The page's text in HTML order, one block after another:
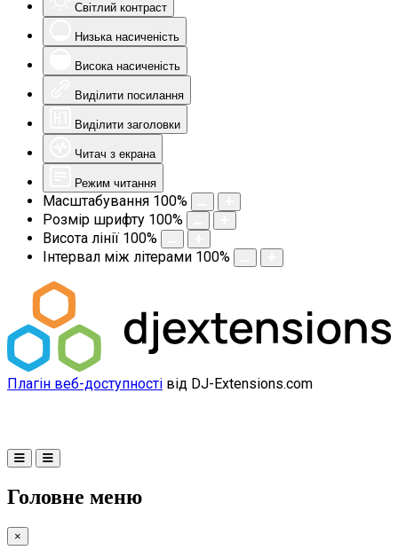
Світлий контраст
Низька насиченість
Висока насиченість
Виділити посилання
Виділити заголовки
Читач з екрана
Режим читання
Масштабування 100%
Розмір шрифту 100%
Висота лінії 100%
Інтервал між літерами 100%
Плагін веб-доступності від DJ-Extensions.com
Головне меню
×